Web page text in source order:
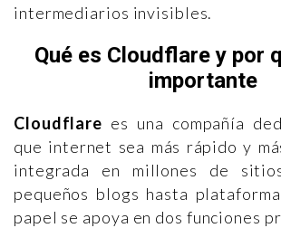
intermediarios invisibles.
Qué es Cloudflare y por
importante
Cloudflare es una compañía
que internet sea más rápido y
integrada en millones de
pequeños blogs hasta
papel se apoya en dos funciones